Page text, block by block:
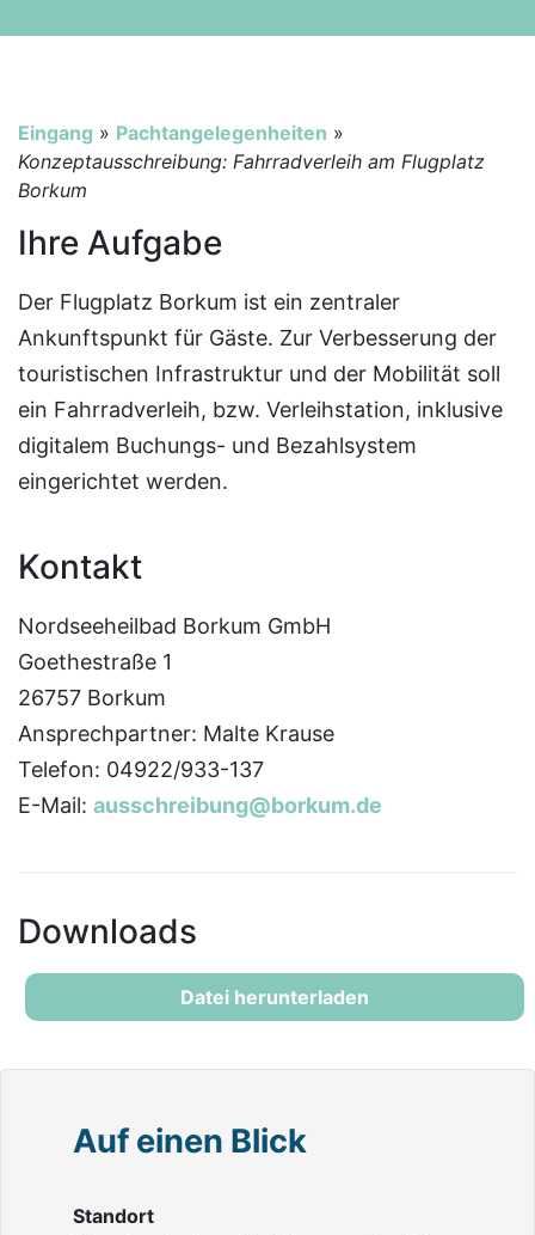
Eingang » Pachtangelegenheiten »
Konzeptausschreibung: Fahrradverleih am Flugplatz
Borkum
Ihre Aufgabe
Der Flugplatz Borkum ist ein zentraler
Ankunftspunkt für Gäste. Zur Verbesserung der
touristischen Infrastruktur und der Mobilität soll
ein Fahrradverleih, bzw. Verleihstation, inklusive
digitalem Buchungs- und Bezahlsystem
eingerichtet werden.
Kontakt
Nordseeheilbad Borkum GmbH
Goethestraße 1
26757 Borkum
Ansprechpartner: Malte Krause
Telefon: 04922/933-137
E-Mail: ausschreibung@borkum.de
Downloads
Datei herunterladen
Auf einen Blick
Standort